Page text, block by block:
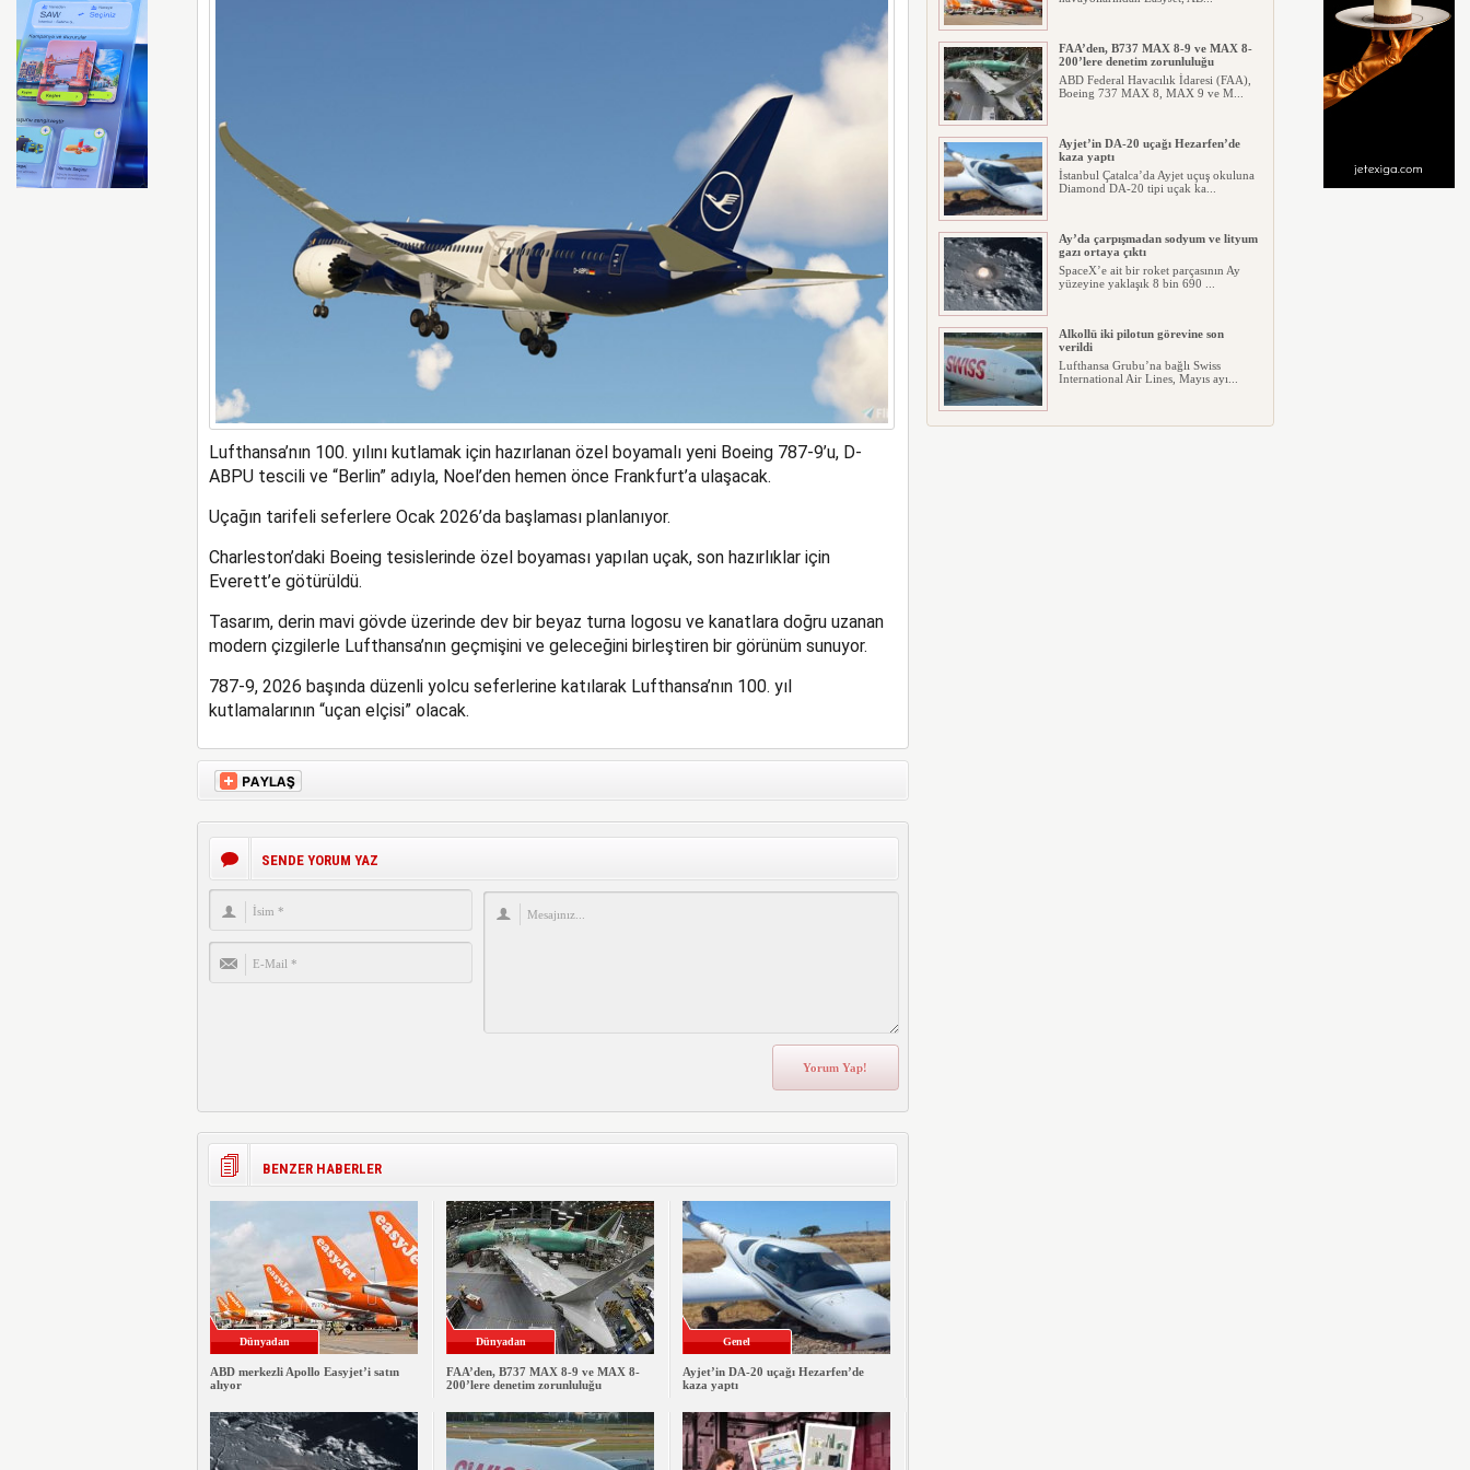
Lufthansa’nın 100. yılını kutlamak için hazırlanan özel boyamalı yeni Boeing 787-9’u, D-
ABPU tescili ve “Berlin” adıyla, Noel’den hemen önce Frankfurt’a ulaşacak.
Uçağın tarifeli seferlere Ocak 2026’da başlaması planlanıyor.
Charleston’daki Boeing tesislerinde özel boyaması yapılan uçak, son hazırlıklar için
Everett’e götürüldü.
Tasarım, derin mavi gövde üzerinde dev bir beyaz turna logosu ve kanatlara doğru uzanan
modern çizgilerle Lufthansa’nın geçmişini ve geleceğini birleştiren bir görünüm sunuyor.
787-9, 2026 başında düzenli yolcu seferlerine katılarak Lufthansa’nın 100. yıl
kutlamalarının “uçan elçisi” olacak.
SENDE YORUM YAZ
BENZER HABERLER
Dünyadan
ABD merkezli Apollo Easyjet’i satın
alıyor
Dünyadan
FAA’den, B737 MAX 8-9 ve MAX 8-
200’lere denetim zorunluluğu
Genel
Ayjet’in DA-20 uçağı Hezarfen’de
kaza yaptı
FAA’den, B737 MAX 8-9 ve MAX 8-
200’lere denetim zorunluluğu
ABD Federal Havacılık İdaresi (FAA),
Boeing 737 MAX 8, MAX 9 ve M...
Ayjet’in DA-20 uçağı Hezarfen’de
kaza yaptı
İstanbul Çatalca’da Ayjet uçuş okuluna
Diamond DA-20 tipi uçak ka...
Ay’da çarpışmadan sodyum ve lityum
gazı ortaya çıktı
SpaceX’e ait bir roket parçasının Ay
yüzeyine yaklaşık 8 bin 690 ...
Alkollü iki pilotun görevine son
verildi
Lufthansa Grubu’na bağlı Swiss
International Air Lines, Mayıs ayı...
İGA, iç hat yolcularını Cafe